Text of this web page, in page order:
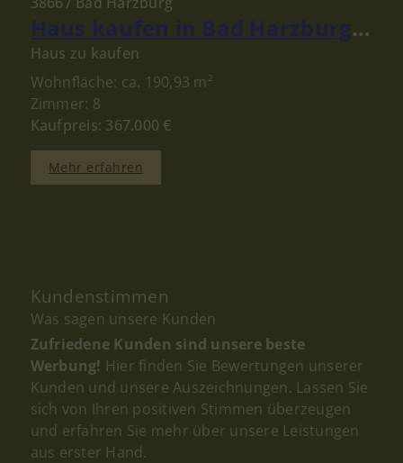
Haus kaufen in Bad Harzburg: Gepflegtes Ein- bis Zweifamilienhaus mit großem Grundstück!
Haus zu kaufen
Wohnfläche: ca. 190,93 m²
Zimmer: 8
Kaufpreis: 367.000 €
Mehr erfahren
Kundenstimmen
Was sagen unsere Kunden
Zufriedene Kunden sind unsere beste
Werbung! Hier finden Sie Bewertungen unserer
Kunden und unsere Auszeichnungen. Lassen Sie
sich von Ihren positiven Stimmen überzeugen
und erfahren Sie mehr über unsere Leistungen
aus erster Hand.